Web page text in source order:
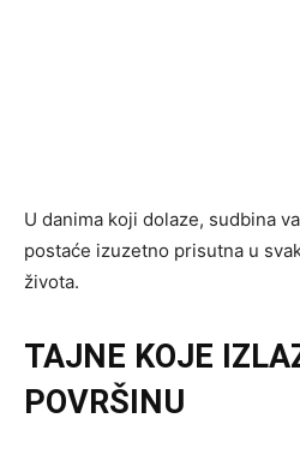
U danima koji dolaze, sudbina
postaće izuzetno prisutna u
života.
TAJNE KOJE
POVRŠINU